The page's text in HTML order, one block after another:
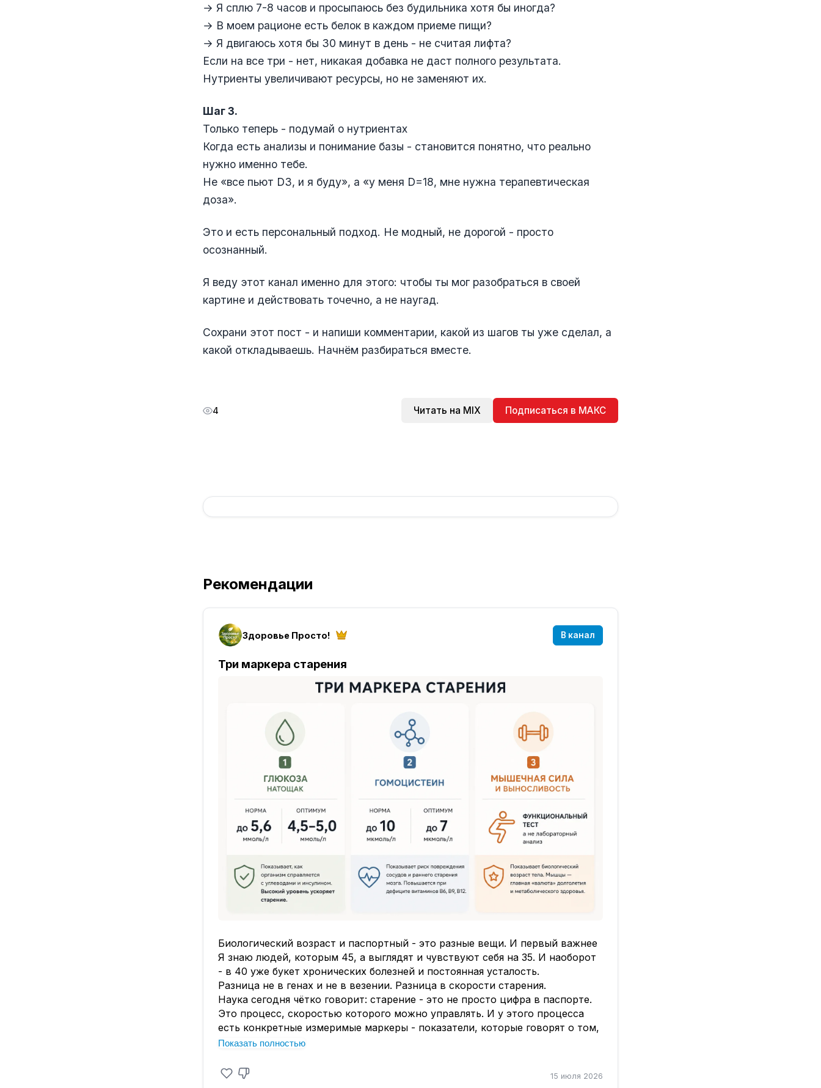
→ Я сплю 7-8 часов и просыпаюсь без будильника хотя бы иногда?
→ В моем рационе есть белок в каждом приеме пищи?
→ Я двигаюсь хотя бы 30 минут в день - не считая лифта?
Если на все три - нет, никакая добавка не даст полного результата.
Нутриенты увеличивают ресурсы, но не заменяют их.
Шаг 3.
Только теперь - подумай о нутриентах
Когда есть анализы и понимание базы - становится понятно, что реально
нужно именно тебе.
Не «все пьют D3, и я буду», а «у меня D=18, мне нужна терапевтическая
доза».
Это и есть персональный подход. Не модный, не дорогой - просто
осознанный.
Я веду этот канал именно для этого: чтобы ты мог разобраться в своей
картине и действовать точечно, а не наугад.
Сохрани этот пост - и напиши комментарии, какой из шагов ты уже сделал, а
какой откладываешь. Начнём разбираться вместе.
4 Читать на MIX Подписаться в МАКС
Рекомендации
Здоровье Просто! В канал
Три маркера старения
Биологический возраст и паспортный - это разные вещи. И первый важнее
Я знаю людей, которым 45, а выглядят и чувствуют себя на 35. И наоборот
- в 40 уже букет хронических болезней и постоянная усталость.
Разница не в генах и не в везении. Разница в скорости старения.
Наука сегодня чётко говорит: старение - это не просто цифра в паспорте.
Это процесс, скоростью которого можно управлять. И у этого процесса
есть конкретные измеримые маркеры - показатели, которые говорят о том,
в каком режиме сейчас работает ваш организм.
Маркер первый - уровень глюкозы натощак
Показать полностью
15 июля 2026